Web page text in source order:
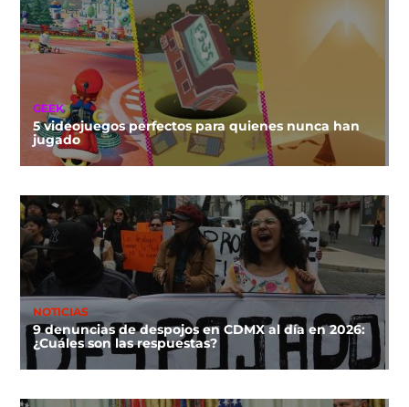
GEEK
5 videojuegos perfectos para quienes nunca han
jugado
NOTICIAS
9 denuncias de despojos en CDMX al día en 2026:
¿Cuáles son las respuestas?